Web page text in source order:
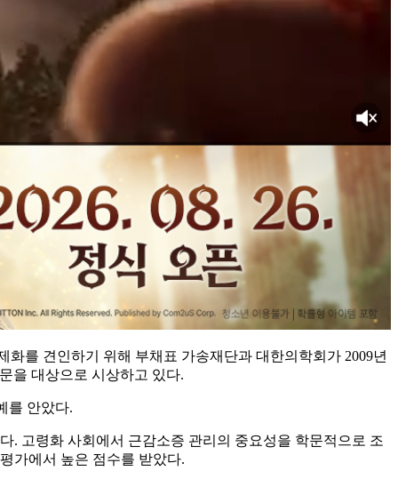
를 견인하기 위해 부채표 가송재단과 대한의학회가 2009년
을 대상으로 시상하고 있다.
를 안았다.
. 고령화 사회에서 근감소증 관리의 중요성을 학문적으로 조
가에서 높은 점수를 받았다.